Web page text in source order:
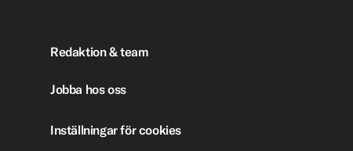
Redaktion & team
Jobba hos oss
Inställningar för cookies